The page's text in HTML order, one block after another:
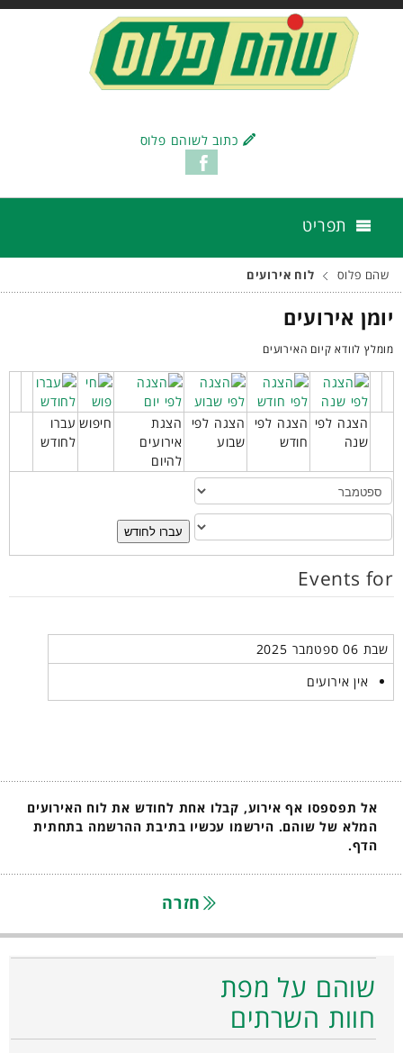
כתוב לשוהם פלוס
תפריט
שהם פלוס לוח אירועים
יומן אירועים
מומלץ לוודא קיום האירועים
הצגה לפי
שנה
הצגה לפי
חודש
הצגה לפי
שבוע
הצגת
אירועים
להיום
חיפוש עברו
לחודש
עברו לחודש
Events for
שבת 06 ספטמבר 2025
אין אירועים
אל תפספסו אף אירוע, קבלו אחת לחודש את לוח האירועים
המלא של שוהם. הירשמו עכשיו בתיבת ההרשמה בתחתית
הדף.
חזרה
שוהם על מפת
חוות השרתים